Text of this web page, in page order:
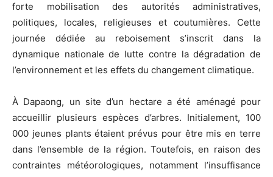
forte mobilisation des autorités administratives,
politiques, locales, religieuses et coutumières. Cette
journée dédiée au reboisement s’inscrit dans la
dynamique nationale de lutte contre la dégradation de
l’environnement et les effets du changement climatique.
À Dapaong, un site d’un hectare a été aménagé pour
accueillir plusieurs espèces d’arbres. Initialement, 100
000 jeunes plants étaient prévus pour être mis en terre
dans l’ensemble de la région. Toutefois, en raison des
contraintes météorologiques, notamment l’insuffisance